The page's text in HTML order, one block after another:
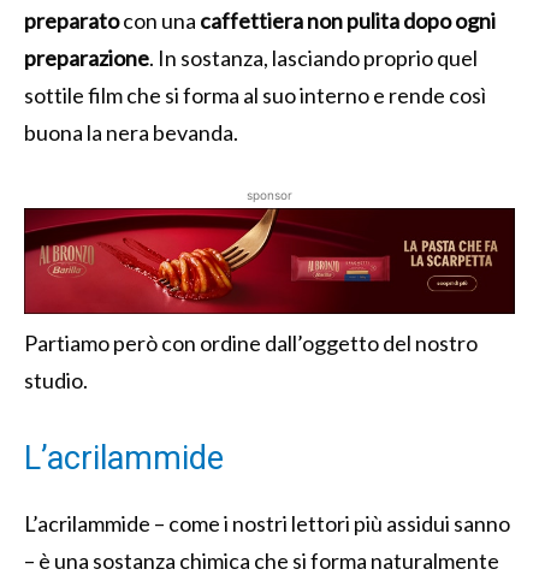
preparatocon una caffettiera non pulita dopo ogni
preparazione. In sostanza, lasciando proprio quel
sottile film che si forma al suo interno e rende così
buona la nera bevanda.
sponsor
Partiamo però con ordine dall’oggetto del nostro
studio.
L’acrilammide
L’acrilammide – come i nostri lettori più assidui sanno
– è una sostanza chimica che si forma naturalmente